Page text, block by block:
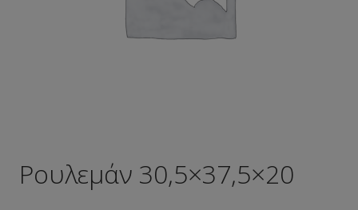
Ρουλεμάν 30,5×37,5×20